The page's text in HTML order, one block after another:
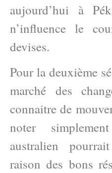
aujourd’hui à
n’influence le
devises.
Pour la deuxième
marché des
connaitre de
noter
australien
raison des bons